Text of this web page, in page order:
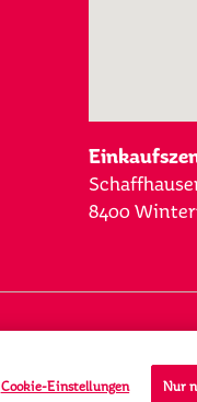
8400
Cookie-Einstellungen Nur